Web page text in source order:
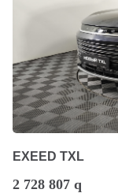
EXEED TXL
2 728 807 q